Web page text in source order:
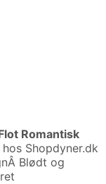
Romantisk
hos Shopdyner.dk
Blødt og